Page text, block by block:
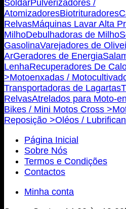
SoldarPulverizadores /
AtomizadoresBiotrituradores
RelvasMáquinas Lavar Alta
MilhoDebulhadoras de Milho
GasolinaVarejadores de
ArGeradores de Energia
LenhaRecuperadores De
>Motoenxadas /
Transportadoras de Lagartas
RelvasAtrelados para Moto-
Bikes / Mini Motos Cross >
Reposição >Oléos /
Página Inicial
Sobre Nós
Termos e Condições
Contactos
Minha conta